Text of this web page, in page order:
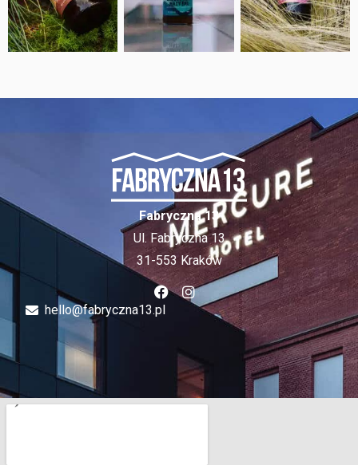
Fabryczna 13
Ul. Fabryczna 13
31-553 Kraków
hello@fabryczna13.pl